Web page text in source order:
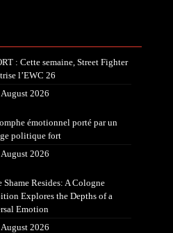
: Cette semaine, Street Fighter
l’EWC 26
August 2026
émotionnel porté par un
politique fort
August 2026
Shame Resides: A Cologne
Explores the Depths of a
Emotion
August 2026